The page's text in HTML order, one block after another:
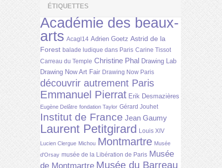
ÉTIQUETTES
Académie des beaux-
arts Acagl14 Adrien Goetz Astrid de la
Forest balade ludique dans Paris Carine Tissot
Carreau du Temple Christine Phal Drawing Lab
Drawing Now Art Fair Drawing Now Paris
découvrir autrement Paris
Emmanuel Pierrat Erik Desmazières
Eugène Delâtre fondation Taylor Gérard Jouhet
Institut de France Jean Gaumy
Laurent Petitgirard Louis XIV
Lucien Clergue Michou Montmartre Musée
d'Orsay musée de la Libération de Paris Musée
de Montmartre Musée du Barreau